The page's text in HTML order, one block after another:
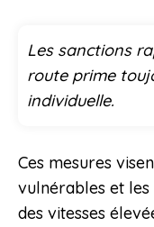
Les sanctions
route prime
individuelle.
Ces mesures
vulnérables et
des vitesses